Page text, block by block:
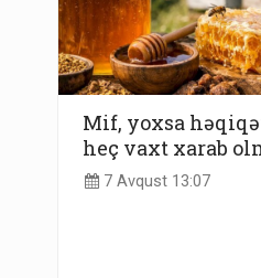
Mif, yoxsa
heç vaxt xarab
7 Avqust 13:07